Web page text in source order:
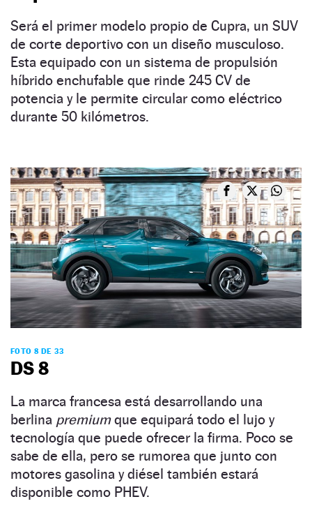
Será el primer modelo propio de Cupra, un SUV
de corte deportivo con un diseño musculoso.
Esta equipado con un sistema de propulsión
híbrido enchufable que rinde 245 CV de
potencia y le permite circular como eléctrico
durante 50 kilómetros.
FOTO 8 DE 33
DS 8
La marca francesa está desarrollando una
berlina premiumque equipará todo el lujo y
tecnología que puede ofrecer la firma. Poco se
sabe de ella, pero se rumorea que junto con
motores gasolina y diésel también estará
disponible como PHEV.